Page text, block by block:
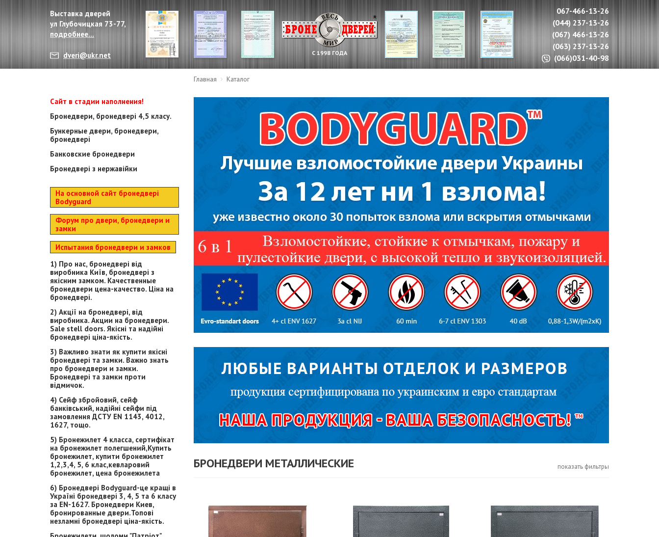
Выставка дверей
ул Глубочицкая 73-77,
подробнее...
dveri@ukr.net С 1998 ГОДА
067-466-13-26
(044) 237-13-26
(067) 466-13-26
(063) 237-13-26
(066)031-40-98
Главная Каталог
Сайт в стадии наполнения!
Бронедвери, бронедвері 4,5 класу.
Бункерные двери, бронедвери,
бронедвері
Банковские бронедвери
Бронедвері з нержавійки
На основной сайт бронедвері
Bodyguard
Форум про двери, бронедвери и
замки
Испытания бронедвери и замков
1) Про нас, бронедвері від
виробника Київ, бронедвері з
якісним замком. Качественные
бронедвери цена-качество. Ціна на
бронедвері.
2) Акції на бронедвері, від
виробника. Акции на бронедвери.
Sale stell doors. Якісні та надійні
бронедвері ціна-якість.
3) Важливо знати як купити якісні
бронедвері та замки. Важно знать
про бронедвери и замки.
Бронедвері та замки проти
відмичок.
4) Сейф збройовий, сейф
банківський, надійні сейфи під
замовлення ДСТУ EN 1143, 4012,
1627, тощо.
5) Бронежилет 4 класса, сертифікат
на бронежилет полегшений,Купить
бронежилет, купити бронежилет
1,2,3,4, 5, 6 клас,кевларовий
бронежилет, цена бронежилета
6) Бронедвері Bodyguard-це кращі в
Україні бронедвері 3, 4, 5 та 6 класу
за EN-1627. Бронедвери Киев,
бронированные двери.Топові
незламні бронедвері ціна-якість.
БРОНЕДВЕРИ МЕТАЛЛИЧЕСКИЕ показать фильтры